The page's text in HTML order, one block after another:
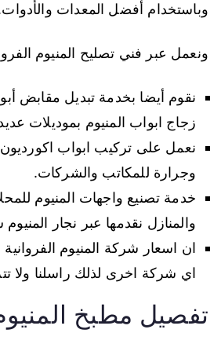
وباستخدام أفضل المعدات
ونعمل عبر فني تصليح المنيوم
نقوم أيضا بخدمة تبديل مقابض
زجاج ابواب المنيوم بموديلات
نعمل على تركيب ابواب
وجرارة للمكاتب والشركات.
خدمة تصنيع واجهات المنيوم
والمنازل نقدمها عبر نجار
ان اسعار شركة المنيوم
اي شركة اخرى لذلك راسلنا ولا
تفصيل مطبخ